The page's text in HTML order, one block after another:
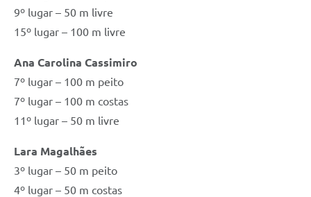
9º lugar – 50 m livre
15º lugar – 100 m livre
Ana Carolina Cassimiro
7º lugar – 100 m peito
7º lugar – 100 m costas
11º lugar – 50 m livre
Lara Magalhães
3º lugar – 50 m peito
4º lugar – 50 m costas